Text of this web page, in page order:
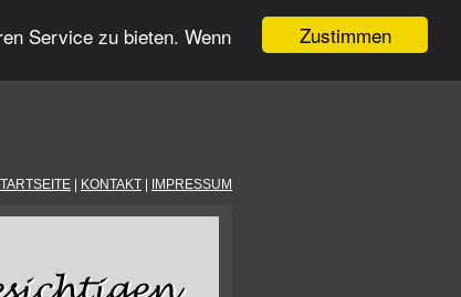
Zustimmen
Service zu bieten. Wenn
KONTAKT IMPRESSUM